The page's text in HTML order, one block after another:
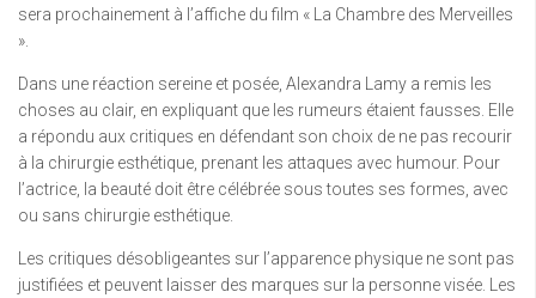
sera prochainement à l’affiche du film « La Chambre des Merveilles
».
Dans une réaction sereine et posée, Alexandra Lamy a remis les
choses au clair, en expliquant que les rumeurs étaient fausses. Elle
a répondu aux critiques en défendant son choix de ne pas recourir
à la chirurgie esthétique, prenant les attaques avec humour. Pour
l’actrice, la beauté doit être célébrée sous toutes ses formes, avec
ou sans chirurgie esthétique.
Les critiques désobligeantes sur l’apparence physique ne sont pas
justifiées et peuvent laisser des marques sur la personne visée. Les